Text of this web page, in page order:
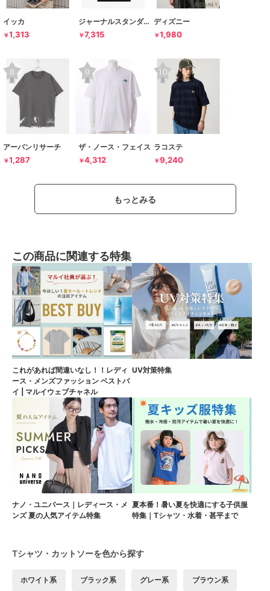
イッカ
￥1,313
ジャーナルスタンダード レリューム
￥7,315
ディズニー
￥1,980
アーバンリサーチ
￥1,287
ザ・ノース・フェイス
￥4,312
ラコステ
￥9,240
もっとみる
この商品に関連する特集
これがあれば間違いなし！！レディ
ース・メンズファッション ベストバ
イ | マルイウェブチャネル
UV対策特集
ナノ・ユニバース｜レディース・メ
ンズ 夏の人気アイテム特集
夏本番！暑い夏を快適にする子供服
特集｜Tシャツ・水着・甚平まで
Tシャツ・カットソーを色から探す
ホワイト系 ブラック系 グレー系 ブラウン系